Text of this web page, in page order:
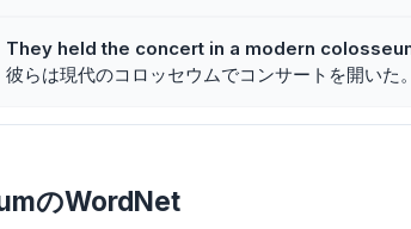
They held the concert in a modern
彼らは現代のコロッセウムでコンサートを開いた。
のWordNet